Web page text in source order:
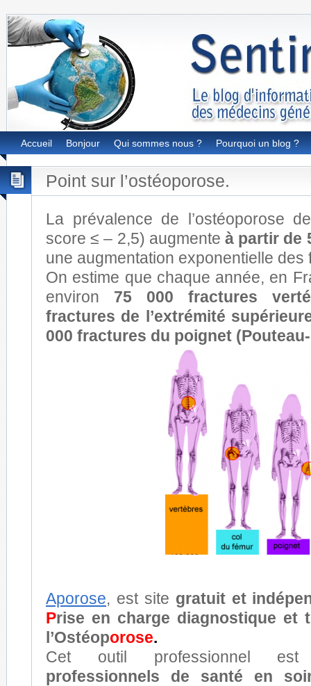
Accueil Bonjour Qui sommes nous ? Pourquoi un blog ?
Point sur l’ostéoporose.
La prévalence de l’ostéoporose
score ≤ – 2,5) augmente à partir de
une augmentation exponentielle des
On estime que chaque année, en
environ 75 000 fractures
fractures de l’extrémité
000 fractures du poignet
Aporose, est site gratuit et
Prise en charge diagnostique et
l’Ostéoporose.
Cet outil professionnel
professionnels de santé en